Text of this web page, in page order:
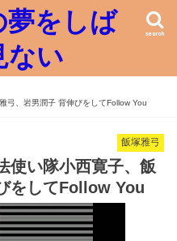
夢をしば
ない
search
弓、岩男潤子 背伸びをしてFollow You
飯塚雅弓
使い隊小西寛子、飯
をしてFollow You